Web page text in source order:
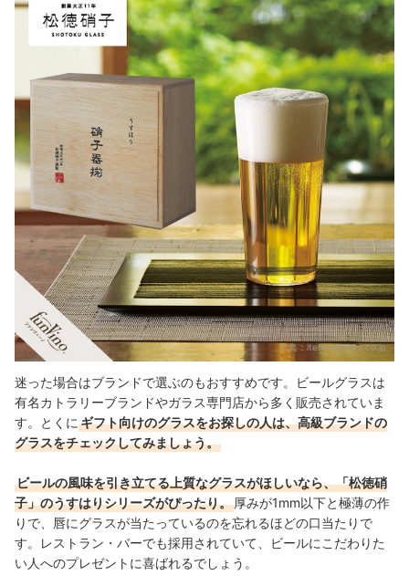
出典：item.rakuten.co.jp
迷った場合はブランドで選ぶのもおすすめです。ビールグラスは
有名カトラリーブランドやガラス専門店から多く販売されていま
す。とくに ギフト向けのグラスをお探しの人は、高級ブランドの
グラスをチェックしてみましょう。
ビールの風味を引き立てる上質なグラスがほしいなら、「松徳硝
子」のうすはりシリーズがぴったり。 厚みが1mm以下と極薄の作
りで、唇にグラスが当たっているのを忘れるほどの口当たりで
す。レストラン・バーでも採用されていて、ビールにこだわりた
い人へのプレゼントに喜ばれるでしょう。